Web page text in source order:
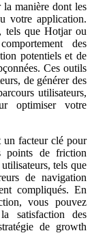
la manière dont les
votre application.
tels que Hotjar ou
des
potentiels et de
Ces outils
de générer des
utilisateurs,
optimiser votre
facteur clé pour
points de friction
tels que
de navigation
compliqués. En
vous pouvez
satisfaction des
de growth